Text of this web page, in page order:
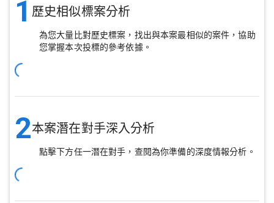
1 歷史相似標案分析
為您大量比對歷史標案，找出與本案最相似的案件，協助
您掌握本次投標的參考依據。
2本案潛在對手深入分析
點擊下方任一潛在對手，查閱為你準備的深度情報分析。